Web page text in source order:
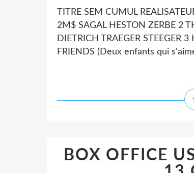
TITRE SEM CUMUL
2M$ SAGAL HESTON ZERBE 2
DIETRICH TRAEGER STEEGER
FRIENDS (Deux enfants qui
BOX OFFICE